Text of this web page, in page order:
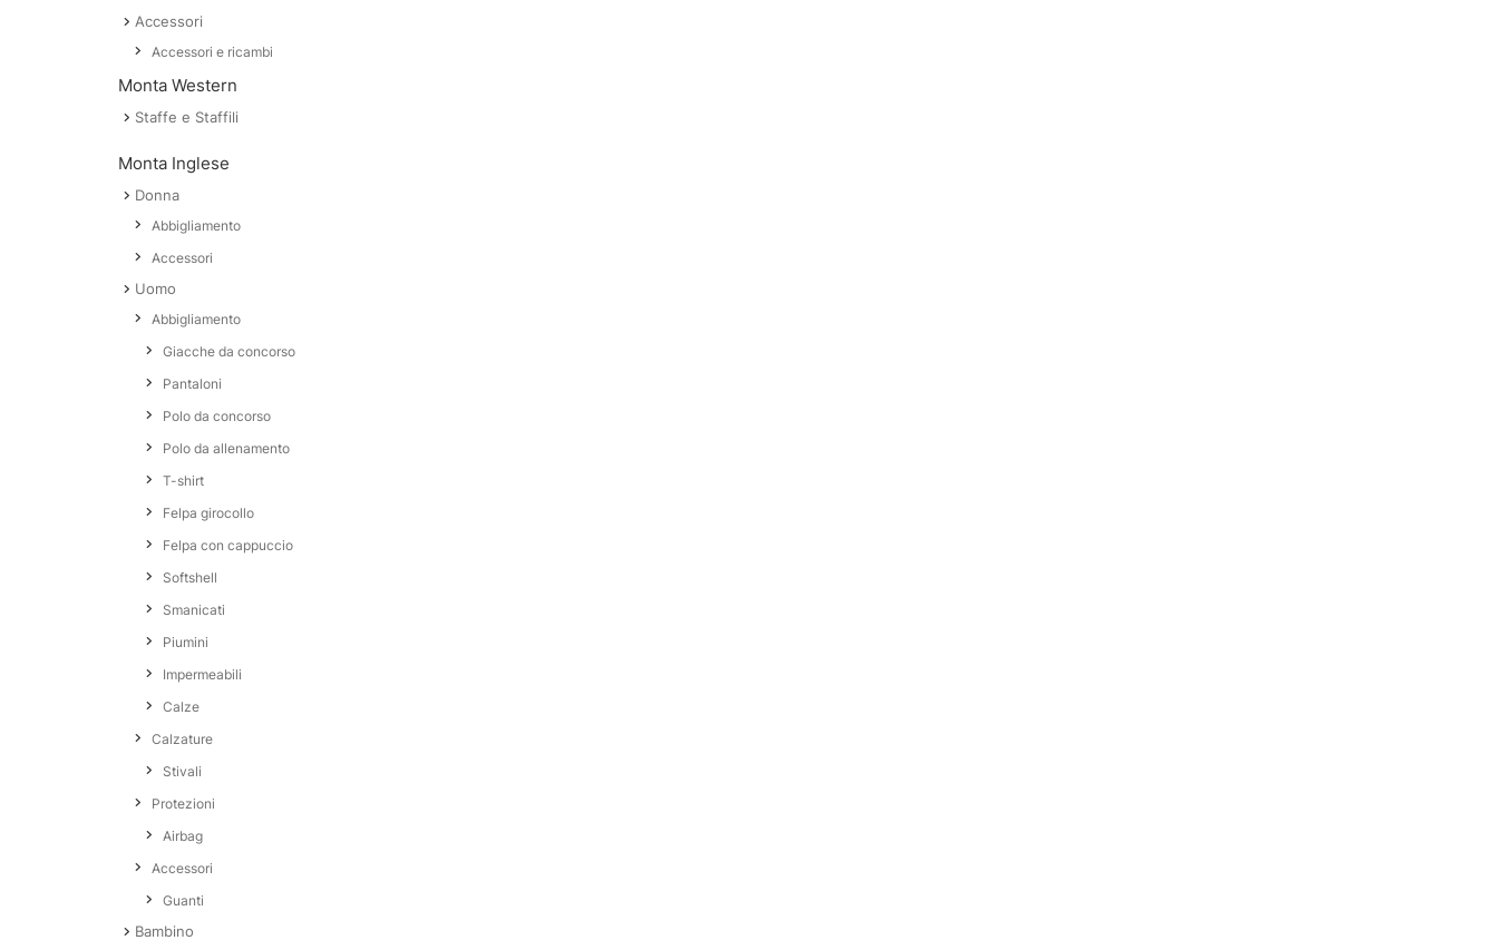
Accessori
Accessori e ricambi
Monta Western
Staffe e Staffili
Monta Inglese
Donna
Abbigliamento
Accessori
Uomo
Abbigliamento
Giacche da concorso
Pantaloni
Polo da concorso
Polo da allenamento
T-shirt
Felpa girocollo
Felpa con cappuccio
Softshell
Smanicati
Piumini
Impermeabili
Calze
Calzature
Stivali
Protezioni
Airbag
Accessori
Guanti
Bambino